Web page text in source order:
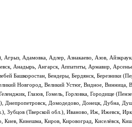
Адамовка, Адлер, Азнакаево, Азов,
Анадырь, Ангарск, Аппатиты, Армавир,
Башкоростан, Бендеры, Бердянск, Березники
Новгород, Великий Устюг, Видное,
Глазов, Гомель, Горловка, Городище
Домодедово, Донецк, Дубна,
Зубцов (Тверской обл.), Иваново, Иж, Ижевск,
Кинешма, Киров, Кировоград, Киселёвск,